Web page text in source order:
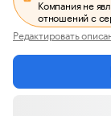
Компания не
отношений с
Редактировать